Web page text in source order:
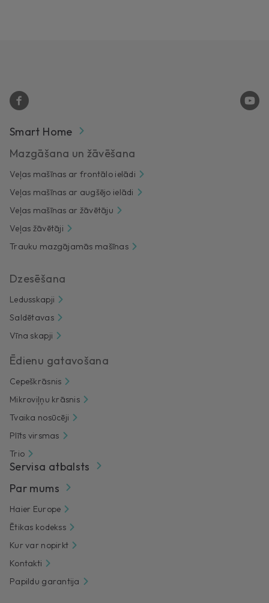
Smart Home
Mazgāšana un žāvēšana
Veļas mašīnas ar frontālo ielādi
Veļas mašīnas ar augšējo ielādi
Veļas mašīnas ar žāvētāju
Veļas žāvētāji
Trauku mazgājamās mašīnas
Dzesēšana
Ledusskapji
Saldētavas
Vīna skapji
Ēdienu gatavošana
Cepeškrāsnis
Mikroviļņu krāsnis
Tvaika nosūcēji
Plīts virsmas
Trio
Servisa atbalsts
Par mums
Haier Europe
Ētikas kodekss
Kur var nopirkt
Kontakti
Papildu garantija